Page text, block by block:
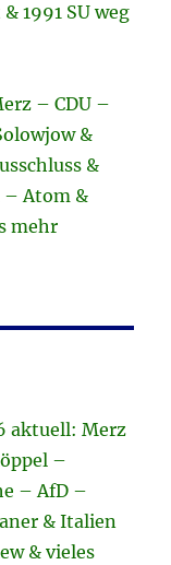
1991 SU weg
– CDU –
&
&
Atom &
mehr
aktuell: Merz
–
– AfD –
& Italien
& vieles